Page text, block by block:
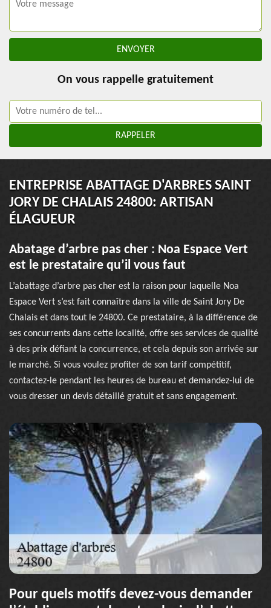
On vous rappelle gratuitement
ENTREPRISE ABATTAGE D'ARBRES SAINT
JORY DE CHALAIS 24800: ARTISAN
ÉLAGUEUR
Abatage d’arbre pas cher : Noa Espace Vert
est le prestataire qu’il vous faut
L’abattage d’arbre pas cher est la raison pour laquelle Noa
Espace Vert s’est fait connaître dans la ville de Saint Jory De
Chalais et dans tout le 24800. Ce prestataire, à la différence de
ses concurrents dans cette localité, offre ses services de qualité
à des prix défiant la concurrence, et cela depuis son arrivée sur
le marché. Si vous voulez profiter de son tarif compétitif,
contactez-le pendant les heures de bureau et demandez-lui de
vous dresser un devis détaillé gratuit et sans engagement.
Pour quels motifs devez-vous demander